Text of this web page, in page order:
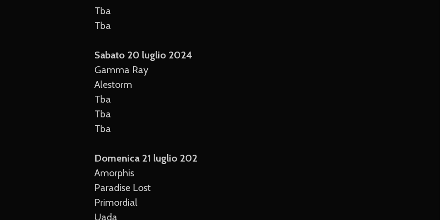
Tba
Tba
Sabato 20 luglio 2024
Gamma Ray
Alestorm
Tba
Tba
Tba
Domenica 21 luglio 202
Amorphis
Paradise Lost
Primordial
Uada